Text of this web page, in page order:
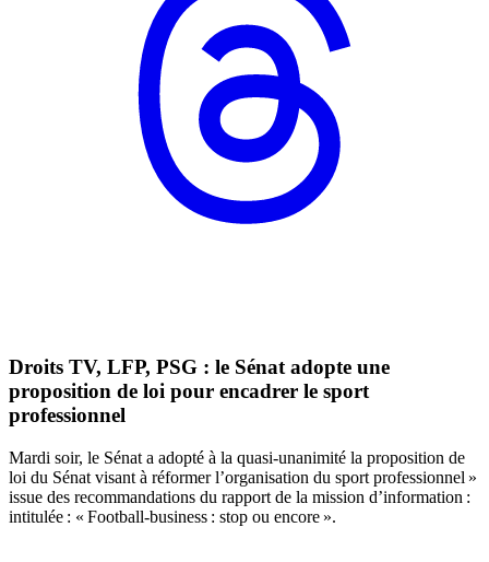
Droits TV, LFP, PSG : le Sénat adopte une
proposition de loi pour encadrer le sport
professionnel
Mardi soir, le Sénat a adopté à la quasi-unanimité la proposition de
loi du Sénat visant à réformer l’organisation du sport professionnel »
issue des recommandations du rapport de la mission d’information :
intitulée : « Football-business : stop ou encore ».